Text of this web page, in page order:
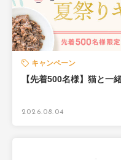
キャンペーン
【先着500名様】猫と一
2026.08.04